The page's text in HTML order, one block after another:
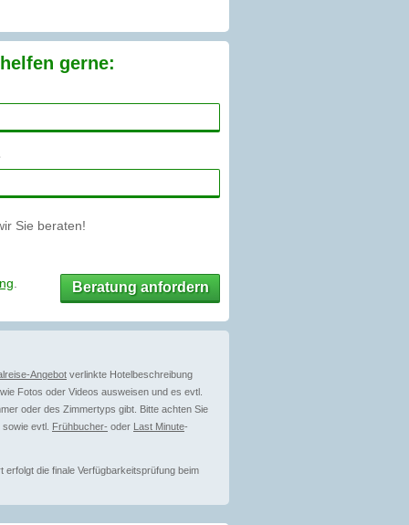
gerne:
Sie beraten!
Beratung anfordern
Angebot verlinkte Hotelbeschreibung
Fotos oder Videos ausweisen und es evtl.
oder des Zimmertyps gibt. Bitte achten Sie
evtl. Frühbucher- oder Last Minute-
die finale Verfügbarkeitsprüfung beim